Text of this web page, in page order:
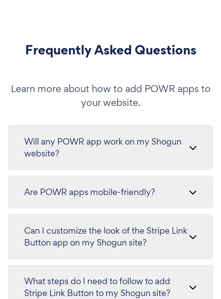
Frequently Asked Questions
Learn more about how to add POWR apps to
your website.
Will any POWR app work on my Shogun
website?
Are POWR apps mobile-friendly?
Can I customize the look of the Stripe Link
Button app on my Shogun site?
What steps do I need to follow to add
Stripe Link Button to my Shogun site?